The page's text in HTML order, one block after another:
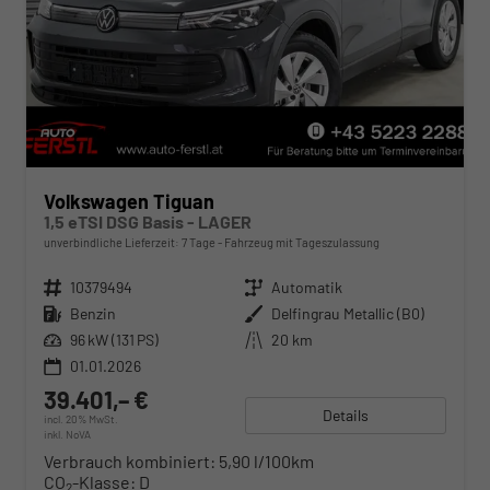
Volkswagen Tiguan
1,5 eTSI DSG Basis - LAGER
unverbindliche Lieferzeit: 7 Tage Fahrzeug mit Tageszulassung
Fahrzeugnr. 10379494 Getriebe Automatik
Kraftstoff Benzin Außenfarbe Delfingrau Metallic (B0)
Leistung 96 kW (131 PS) Kilometerstand 20 km
01.01.2026
39.401,– €
incl. 20% MwSt.
inkl. NoVA
Details
Verbrauch kombiniert: 5,90 l/100km
CO2-Klasse: D